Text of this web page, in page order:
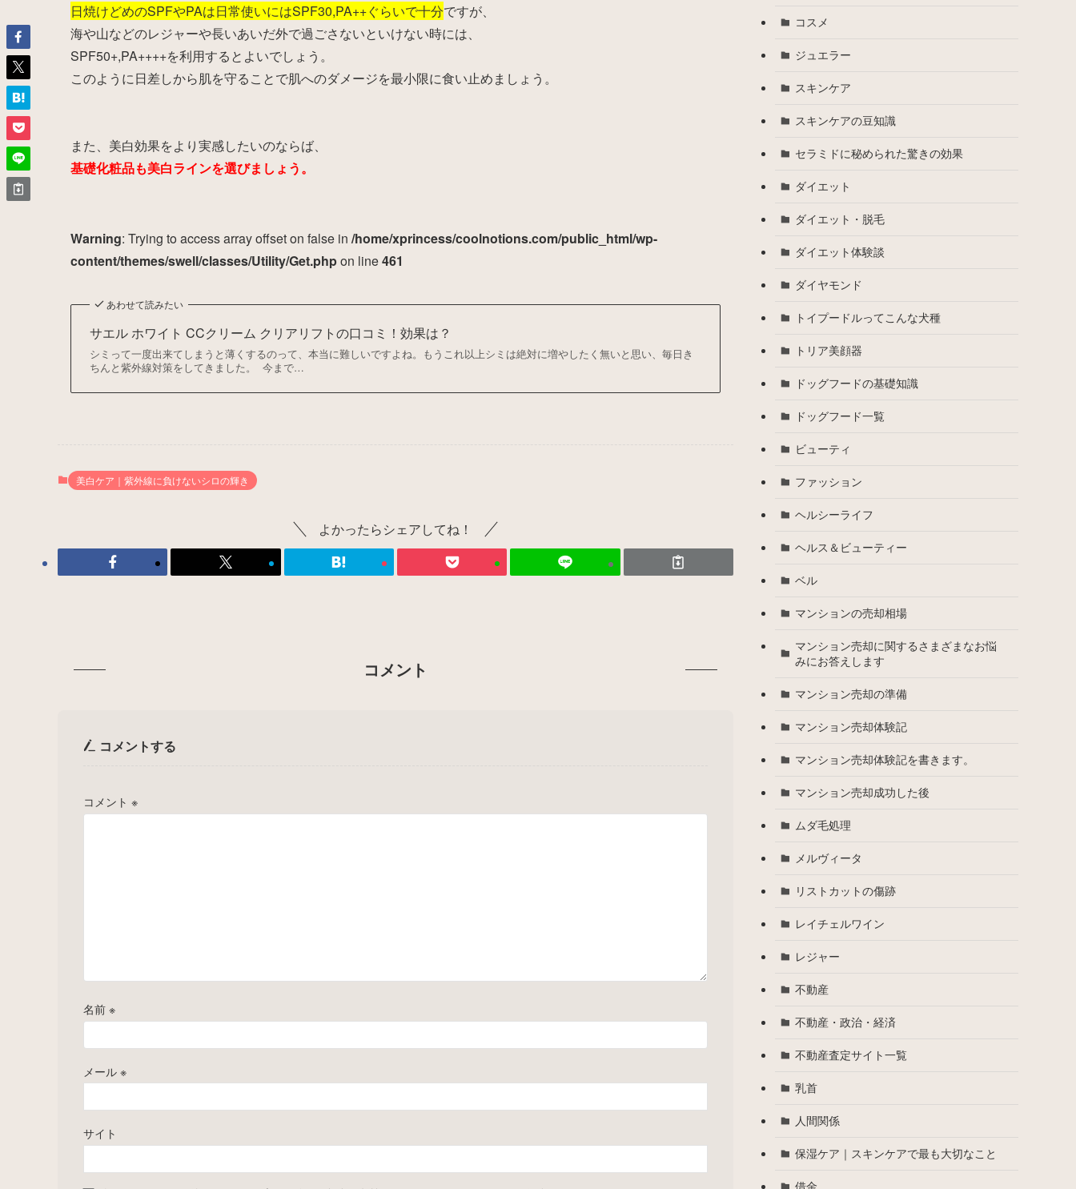
日焼けどめのSPFやPAは日常使いにはSPF30,PA++ぐらいで十分ですが、
海や山などのレジャーや長いあいだ外で過ごさないといけない時には、
SPF50+,PA++++を利用するとよいでしょう。
このように日差しから肌を守ることで肌へのダメージを最小限に食い止めましょう。
また、美白効果をより実感したいのならば、
基礎化粧品も美白ラインを選びましょう。
Warning: Trying to access array offset on false in /home/xprincess/coolnotions.com/public_html/wp-
content/themes/swell/classes/Utility/Get.phpon line461
あわせて読みたい
サエル ホワイト CCクリーム クリアリフトの口コミ！効果は？
シミって一度出来てしまうと薄くするのって、本当に難しいですよね。もうこれ以上シミは絶対に増やしたく無いと思い、毎日き
ちんと紫外線対策をしてきました。 今まで…
美白ケア｜紫外線に負けないシロの輝き
よかったらシェアしてね！
コメント
コメントする
コメント ※
名前※
メール※
サイト
コスメ
ジュエラー
スキンケア
スキンケアの豆知識
セラミドに秘められた驚きの効果
ダイエット
ダイエット・脱毛
ダイエット体験談
ダイヤモンド
トイプードルってこんな犬種
トリア美顔器
ドッグフードの基礎知識
ドッグフード一覧
ビューティ
ファッション
ヘルシーライフ
ヘルス＆ビューティー
ベル
マンションの売却相場
マンション売却に関するさまざまなお悩
みにお答えします
マンション売却の準備
マンション売却体験記
マンション売却体験記を書きます。
マンション売却成功した後
ムダ毛処理
メルヴィータ
リストカットの傷跡
レイチェルワイン
レジャー
不動産
不動産・政治・経済
不動産査定サイト一覧
乳首
人間関係
保湿ケア｜スキンケアで最も大切なこと